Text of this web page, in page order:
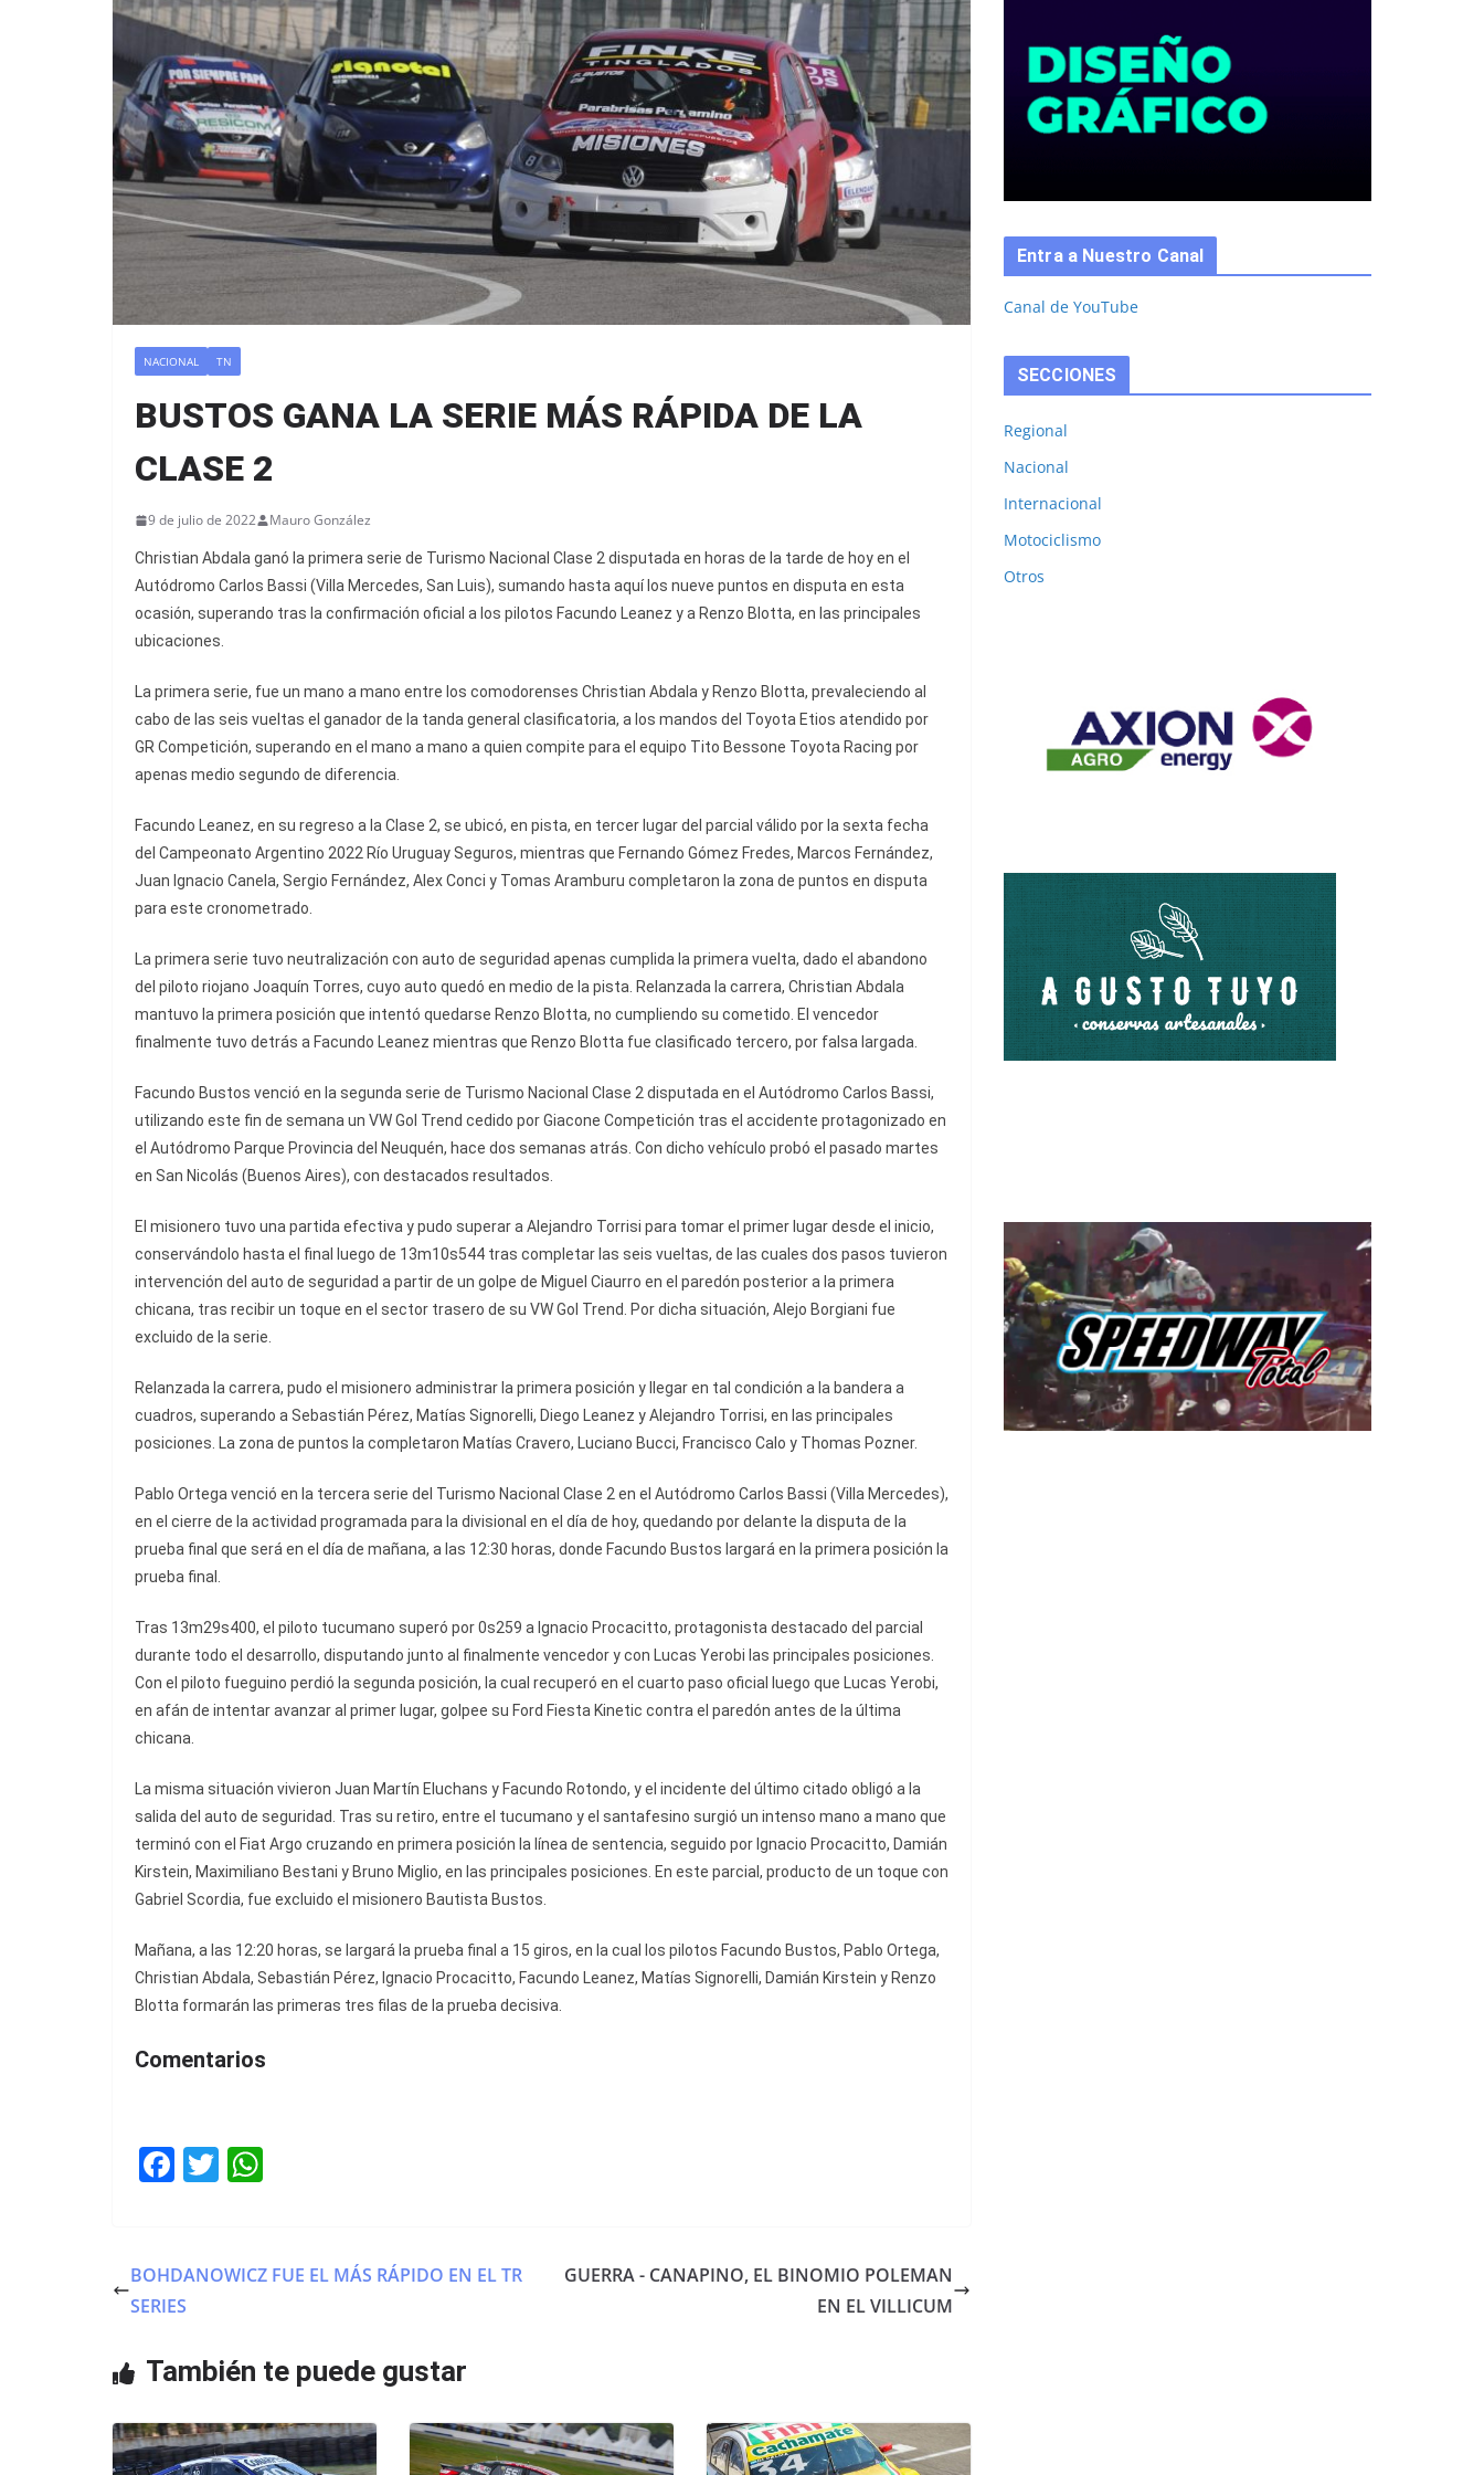
NACIONAL TN
BUSTOS GANA LA SERIE MÁS RÁPIDA DE LA
CLASE 2
9 de julio de 2022 Mauro González
Christian Abdala ganó la primera serie de Turismo Nacional Clase 2 disputada en horas de la tarde de hoy en el
Autódromo Carlos Bassi (Villa Mercedes, San Luis), sumando hasta aquí los nueve puntos en disputa en esta
ocasión, superando tras la confirmación oficial a los pilotos Facundo Leanez y a Renzo Blotta, en las principales
ubicaciones.
La primera serie, fue un mano a mano entre los comodorenses Christian Abdala y Renzo Blotta, prevaleciendo al
cabo de las seis vueltas el ganador de la tanda general clasificatoria, a los mandos del Toyota Etios atendido por
GR Competición, superando en el mano a mano a quien compite para el equipo Tito Bessone Toyota Racing por
apenas medio segundo de diferencia.
Facundo Leanez, en su regreso a la Clase 2, se ubicó, en pista, en tercer lugar del parcial válido por la sexta fecha
del Campeonato Argentino 2022 Río Uruguay Seguros, mientras que Fernando Gómez Fredes, Marcos Fernández,
Juan Ignacio Canela, Sergio Fernández, Alex Conci y Tomas Aramburu completaron la zona de puntos en disputa
para este cronometrado.
La primera serie tuvo neutralización con auto de seguridad apenas cumplida la primera vuelta, dado el abandono
del piloto riojano Joaquín Torres, cuyo auto quedó en medio de la pista. Relanzada la carrera, Christian Abdala
mantuvo la primera posición que intentó quedarse Renzo Blotta, no cumpliendo su cometido. El vencedor
finalmente tuvo detrás a Facundo Leanez mientras que Renzo Blotta fue clasificado tercero, por falsa largada.
Facundo Bustos venció en la segunda serie de Turismo Nacional Clase 2 disputada en el Autódromo Carlos Bassi,
utilizando este fin de semana un VW Gol Trend cedido por Giacone Competición tras el accidente protagonizado en
el Autódromo Parque Provincia del Neuquén, hace dos semanas atrás. Con dicho vehículo probó el pasado martes
en San Nicolás (Buenos Aires), con destacados resultados.
El misionero tuvo una partida efectiva y pudo superar a Alejandro Torrisi para tomar el primer lugar desde el inicio,
conservándolo hasta el final luego de 13m10s544 tras completar las seis vueltas, de las cuales dos pasos tuvieron
intervención del auto de seguridad a partir de un golpe de Miguel Ciaurro en el paredón posterior a la primera
chicana, tras recibir un toque en el sector trasero de su VW Gol Trend. Por dicha situación, Alejo Borgiani fue
excluido de la serie.
Relanzada la carrera, pudo el misionero administrar la primera posición y llegar en tal condición a la bandera a
cuadros, superando a Sebastián Pérez, Matías Signorelli, Diego Leanez y Alejandro Torrisi, en las principales
posiciones. La zona de puntos la completaron Matías Cravero, Luciano Bucci, Francisco Calo y Thomas Pozner.
Pablo Ortega venció en la tercera serie del Turismo Nacional Clase 2 en el Autódromo Carlos Bassi (Villa Mercedes),
en el cierre de la actividad programada para la divisional en el día de hoy, quedando por delante la disputa de la
prueba final que será en el día de mañana, a las 12:30 horas, donde Facundo Bustos largará en la primera posición la
prueba final.
Tras 13m29s400, el piloto tucumano superó por 0s259 a Ignacio Procacitto, protagonista destacado del parcial
durante todo el desarrollo, disputando junto al finalmente vencedor y con Lucas Yerobi las principales posiciones.
Con el piloto fueguino perdió la segunda posición, la cual recuperó en el cuarto paso oficial luego que Lucas Yerobi,
en afán de intentar avanzar al primer lugar, golpee su Ford Fiesta Kinetic contra el paredón antes de la última
chicana.
La misma situación vivieron Juan Martín Eluchans y Facundo Rotondo, y el incidente del último citado obligó a la
salida del auto de seguridad. Tras su retiro, entre el tucumano y el santafesino surgió un intenso mano a mano que
terminó con el Fiat Argo cruzando en primera posición la línea de sentencia, seguido por Ignacio Procacitto, Damián
Kirstein, Maximiliano Bestani y Bruno Miglio, en las principales posiciones. En este parcial, producto de un toque con
Gabriel Scordia, fue excluido el misionero Bautista Bustos.
Mañana, a las 12:20 horas, se largará la prueba final a 15 giros, en la cual los pilotos Facundo Bustos, Pablo Ortega,
Christian Abdala, Sebastián Pérez, Ignacio Procacitto, Facundo Leanez, Matías Signorelli, Damián Kirstein y Renzo
Blotta formarán las primeras tres filas de la prueba decisiva.
Comentarios
F
e
b
o
k
T
er s
p
BOHDANOWICZ FUE EL MÁS RÁPIDO EN EL TR
SERIES
GUERRA - CANAPINO, EL BINOMIO POLEMAN
EN EL VILLICUM
También te puede gustar
Entra a Nuestro Canal
Canal de YouTube
SECCIONES
Regional
Nacional
Internacional
Motociclismo
Otros